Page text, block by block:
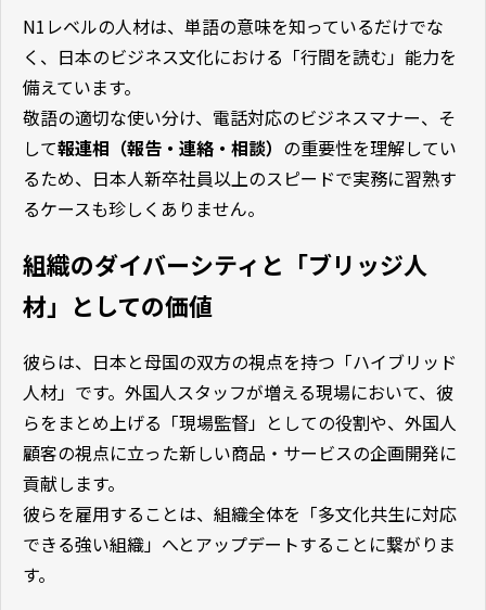
N1レベルの人材は、単語の意味を知っているだけでな
く、日本のビジネス文化における「行間を読む」能力を
備えています。
敬語の適切な使い分け、電話対応のビジネスマナー、そ
して報連相（報告・連絡・相談） の重要性を理解してい
るため、日本人新卒社員以上のスピードで実務に習熟す
るケースも珍しくありません。
組織のダイバーシティと「ブリッジ人
材」としての価値
彼らは、日本と母国の双方の視点を持つ「ハイブリッド
人材」です。外国人スタッフが増える現場において、彼
らをまとめ上げる「現場監督」としての役割や、外国人
顧客の視点に立った新しい商品・サービスの企画開発に
貢献します。
彼らを雇用することは、組織全体を「多文化共生に対応
できる強い組織」へとアップデートすることに繋がりま
す。